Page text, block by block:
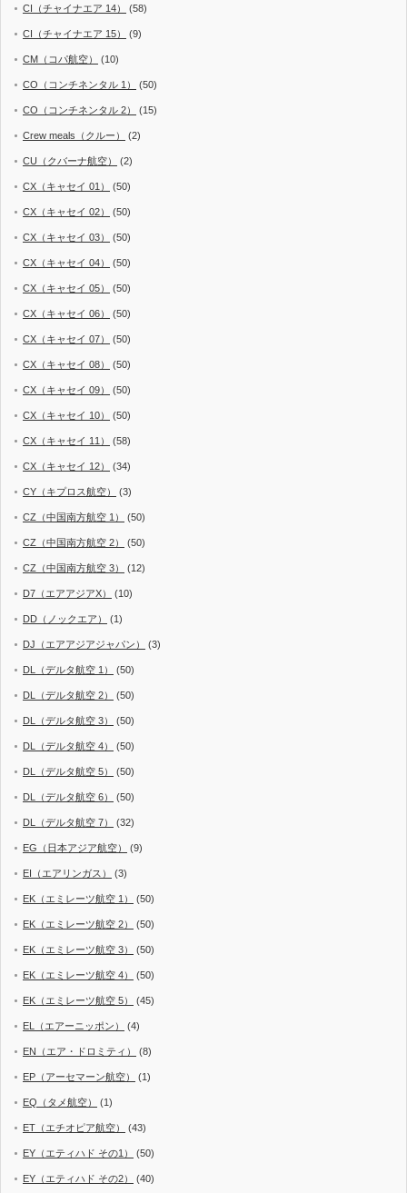
CI（チャイナエア 14） (58)
CI（チャイナエア 15） (9)
CM（コパ航空） (10)
CO（コンチネンタル 1） (50)
CO（コンチネンタル 2） (15)
Crew meals（クルー） (2)
CU（クバーナ航空） (2)
CX（キャセイ 01） (50)
CX（キャセイ 02） (50)
CX（キャセイ 03） (50)
CX（キャセイ 04） (50)
CX（キャセイ 05） (50)
CX（キャセイ 06） (50)
CX（キャセイ 07） (50)
CX（キャセイ 08） (50)
CX（キャセイ 09） (50)
CX（キャセイ 10） (50)
CX（キャセイ 11） (58)
CX（キャセイ 12） (34)
CY（キプロス航空） (3)
CZ（中国南方航空 1） (50)
CZ（中国南方航空 2） (50)
CZ（中国南方航空 3） (12)
D7（エアアジアX） (10)
DD（ノックエア） (1)
DJ（エアアジアジャパン） (3)
DL（デルタ航空 1） (50)
DL（デルタ航空 2） (50)
DL（デルタ航空 3） (50)
DL（デルタ航空 4） (50)
DL（デルタ航空 5） (50)
DL（デルタ航空 6） (50)
DL（デルタ航空 7） (32)
EG（日本アジア航空） (9)
EI（エアリンガス） (3)
EK（エミレーツ航空 1） (50)
EK（エミレーツ航空 2） (50)
EK（エミレーツ航空 3） (50)
EK（エミレーツ航空 4） (50)
EK（エミレーツ航空 5） (45)
EL（エアーニッポン） (4)
EN（エア・ドロミティ） (8)
EP（アーセマーン航空） (1)
EQ（タメ航空） (1)
ET（エチオピア航空） (43)
EY（エティハド その1） (50)
EY（エティハド その2） (40)